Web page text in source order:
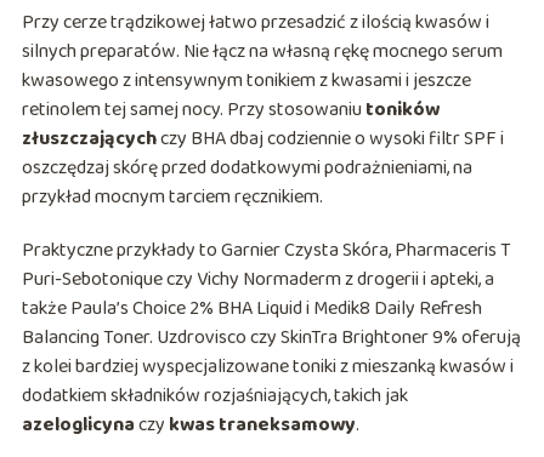
Przy cerze trądzikowej łatwo przesadzić z ilością kwasów i
silnych preparatów. Nie łącz na własną rękę mocnego serum
kwasowego z intensywnym tonikiem z kwasami i jeszcze
retinolem tej samej nocy. Przy stosowaniutoników
złuszczającychczy BHA dbaj codziennie o wysoki filtr SPF i
oszczędzaj skórę przed dodatkowymi podrażnieniami, na
przykład mocnym tarciem ręcznikiem.
Praktyczne przykłady to Garnier Czysta Skóra, Pharmaceris T
Puri-Sebotonique czy Vichy Normaderm z drogerii i apteki, a
także Paula’s Choice 2% BHA Liquid i Medik8 Daily Refresh
Balancing Toner. Uzdrovisco czy SkinTra Brightoner 9% oferują
z kolei bardziej wyspecjalizowane toniki z mieszanką kwasów i
dodatkiem składników rozjaśniających, takich jak
azeloglicynaczy kwas traneksamowy.